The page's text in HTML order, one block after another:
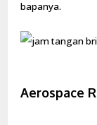
bapanya.
Aerospace